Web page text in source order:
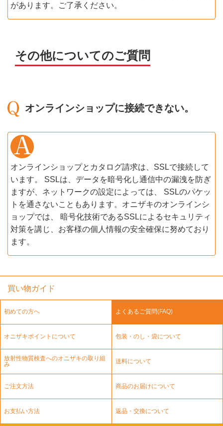
があります。ご了承ください。
その他についてのご質問
オンラインショップに接続できない。
オンラインショップとカタログ請求は、SSLで接続して
います。 SSLは、データを暗号化し通信中の漏洩を防ぎ
ますが、ネットワークの設定によっては、 SSLのパケッ
トを通さないこともあります。オニザキのオンラインシ
ョップでは、 暗号化技術であるSSLによるセキュリティ
対策を講じ、お客様の個人情報の安全確保に努めており
ます。
買い物ガイド
初めての方へ よくあるご質問(FAQ)
オニザキポイントについて 包装・のし・袋について
放射性物質検査へのオニザキの取り組
み
送料について
ご注文方法 商品のお届けについて
お支払い方法 返品・交換について